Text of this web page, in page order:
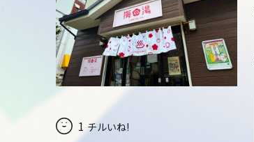
1 チルいね!